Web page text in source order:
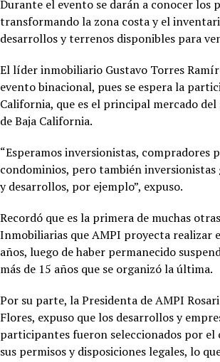
Durante el evento se darán a conocer los
transformando la zona costa y el
desarrollos y terrenos disponibles para
El líder inmobiliario Gustavo Torres
evento binacional, pues se espera la
California, que es el principal mercado
de Baja California.
“Esperamos inversionistas, compradores
condominios, pero también inversionistas
y desarrollos, por ejemplo”, expuso.
Recordó que es la primera de muchas
Inmobiliarias que AMPI proyecta realizar
años, luego de haber permanecido
más de 15 años que se organizó la última.
Por su parte, la Presidenta de AMPI
Flores, expuso que los desarrollos y
participantes fueron seleccionados por
sus permisos y disposiciones legales, lo